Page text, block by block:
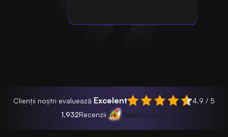
Clienții noștri evaluează Excelent
4.9 / 5
1,932Recenzii